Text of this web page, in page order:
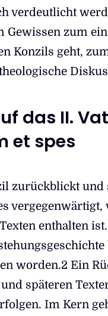
verdeutlicht
zum
Konzils geht,
das II.
et spes
zurückblickt und
enthalten
worden.2 Ein
späteren
Im Kern